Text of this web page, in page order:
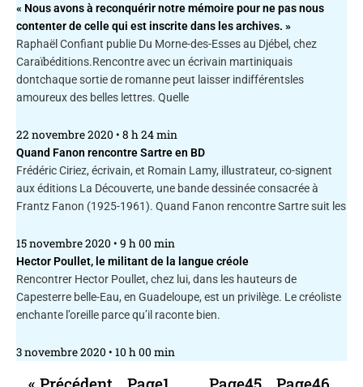
« Nous avons à reconquérir notre mémoire pour ne pas nous
contenter de celle qui est inscrite dans les archives. »
Raphaël Confiant publie Du Morne-des-Esses au Djébel, chez
Caraïbéditions.Rencontre avec un écrivain martiniquais
dontchaque sortie de romanne peut laisser indifférentsles
amoureux des belles lettres. Quelle
22 novembre 2020 8 h 24 min
Quand Fanon rencontre Sartre en BD
Frédéric Ciriez, écrivain, et Romain Lamy, illustrateur, co-signent
aux éditions La Découverte, une bande dessinée consacrée à
Frantz Fanon (1925-1961). Quand Fanon rencontre Sartre suit les
15 novembre 2020 9 h 00 min
Hector Poullet, le militant de la langue créole
Rencontrer Hector Poullet, chez lui, dans les hauteurs de
Capesterre belle-Eau, en Guadeloupe, est un privilège. Le créoliste
enchante l’oreille parce qu’il raconte bien.
3 novembre 2020 10 h 00 min